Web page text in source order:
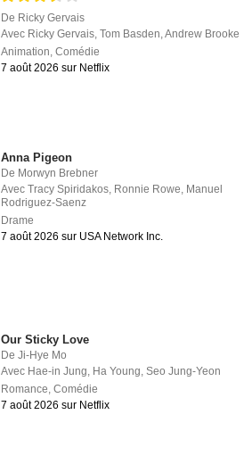
De Ricky Gervais
Avec Ricky Gervais,Tom Basden,Andrew Brooke
Animation,Comédie
7 août 2026 sur Netflix
Anna Pigeon
De Morwyn Brebner
AvecTracy Spiridakos, Ronnie Rowe, Manuel
Rodriguez-Saenz
Drame
7 août 2026 sur USA Network Inc.
Our Sticky Love
DeJi-Hye Mo
Avec Hae-in Jung Ha Young ,Seo Jung-Yeon
Romance ,Comédie
7 août 2026 sur Netflix